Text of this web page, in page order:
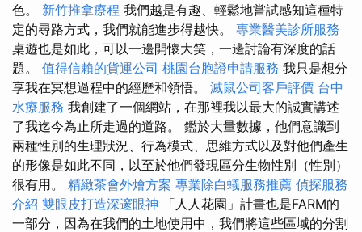
色。 新竹推拿療程 我們越是有趣、輕鬆地嘗試感知這種特
定的尋路方式，我們就能進步得越快。 專業醫美診所服務
桌遊也是如此，可以一邊開懷大笑，一邊討論有深度的話
題。 值得信賴的貨運公司 桃園台胞證申請服務 我只是想分
享我在冥想過程中的經歷和領悟。 滅鼠公司客戶評價 台中
水療服務 我創建了一個網站，在那裡我以最大的誠實講述
了我迄今為止所走過的道路。 鑑於大量數據，他們意識到
兩種性別的生理狀況、行為模式、思維方式以及對他們產生
的形像是如此不同，以至於他們發現區分生物性別（性別）
很有用。 精緻茶會外燴方案 專業除白蟻服務推薦 偵探服務
介紹 雙眼皮打造深邃眼神 「人人花園」計畫也是FARM的
一部分，因為在我們的土地使用中，我們將這些區域的分割